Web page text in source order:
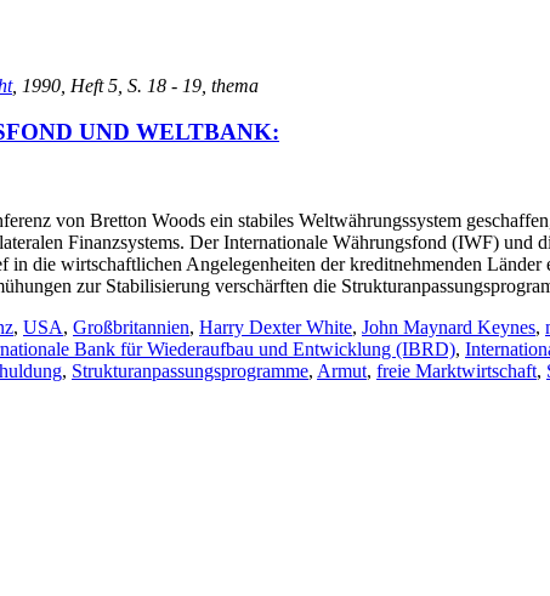
, 1990, Heft 5, S. 18 - 19, thema
UND WELTBANK:
von Bretton Woods ein stabiles Weltwährungssystem
Finanzsystems. Der Internationale Währungsfond (IWF)
die wirtschaftlichen Angelegenheiten der kreditnehmenden
zur Stabilisierung verschärften die
, USA, Großbritannien, Harry Dexter White, John Maynard Keynes,
Bank für Wiederaufbau und Entwicklung (IBRD),
, Strukturanpassungsprogramme, Armut, freie Marktwirtschaft,